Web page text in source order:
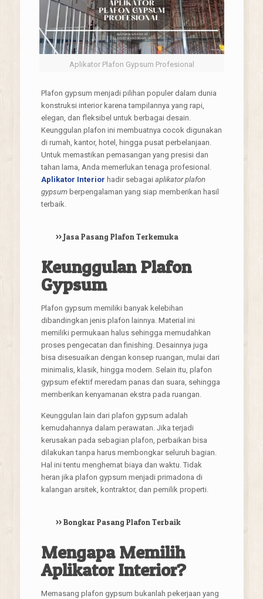
Aplikator Plafon Gypsum Profesional
Plafon gypsum menjadi pilihan populer dalam dunia
konstruksi interior karena tampilannya yang rapi,
elegan, dan fleksibel untuk berbagai desain.
Keunggulan plafon ini membuatnya cocok digunakan
di rumah, kantor, hotel, hingga pusat perbelanjaan.
Untuk memastikan pemasangan yang presisi dan
tahan lama, Anda memerlukan tenaga profesional.
Aplikator Interior hadir sebagai aplikator plafon
gypsumberpengalaman yang siap memberikan hasil
terbaik.
>>Jasa Pasang Plafon Terkemuka
Keunggulan Plafon
Gypsum
Plafon gypsum memiliki banyak kelebihan
dibandingkan jenis plafon lainnya. Material ini
memiliki permukaan halus sehingga memudahkan
proses pengecatan dan finishing. Desainnya juga
bisa disesuaikan dengan konsep ruangan, mulai dari
minimalis, klasik, hingga modern. Selain itu, plafon
gypsum efektif meredam panas dan suara, sehingga
memberikan kenyamanan ekstra pada ruangan.
Keunggulan lain dari plafon gypsum adalah
kemudahannya dalam perawatan. Jika terjadi
kerusakan pada sebagian plafon, perbaikan bisa
dilakukan tanpa harus membongkar seluruh bagian.
Hal ini tentu menghemat biaya dan waktu. Tidak
heran jika plafon gypsum menjadi primadona di
kalangan arsitek, kontraktor, dan pemilik properti.
>>Bongkar Pasang Plafon Terbaik
Mengapa Memilih
Aplikator Interior?
Memasang plafon gypsum bukanlah pekerjaan yang